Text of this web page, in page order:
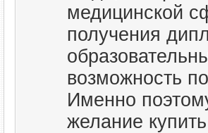
медицинской
получения
возможность
Именно
желание